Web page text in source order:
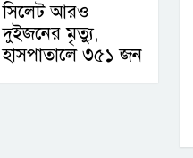
সিলেট আরও
দুইজনের মৃত্যু,
হাসপাতালে ৩৫১ জন